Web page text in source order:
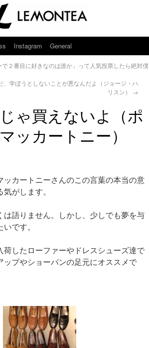
Instagram General
で２番目に好きなのは誰か」って人気投票したら絶対僕
、学ぼうとしないことが悪なんだよ（ジョージ・ハ
リスン） →
ゃ買えないよ（ポ
ッカートニー）
ッカートニーさんのこの言葉の本当の意
がします。
は語りません。しかし、少しでも夢を与
です。
荷したローファーやドレスシューズ達で
ップやショーパンの足元にオススメで